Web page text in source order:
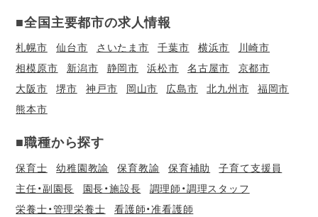
■全国主要都市の求人情報
札幌市 仙台市 さいたま市 千葉市 横浜市
川崎市
相模原市
新潟市 静岡市 浜松市 名古屋市
京都市
大阪市
堺市 神戸市 岡山市 広島市 北九州市
福岡市
熊本市
■職種から探す
保育士 幼稚園教諭 保育教諭 保育補助
子育て支援員
主任・副園長
園長・施設長
調理師・調理スタッフ
栄養士・管理栄養士
看護師・准看護師